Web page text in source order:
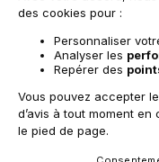
Mentions
Conditions